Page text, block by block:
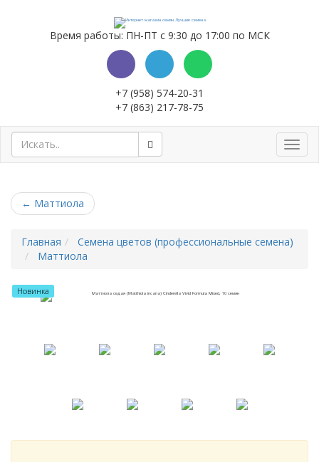
Время работы: ПН-ПТ с 9:30 до 17:00 по МСК
+7 (958) 574-20-31
+7 (863) 217-78-75
← Маттиола
Главная
Семена цветов (профессиональные семена)
Маттиола
Новинка